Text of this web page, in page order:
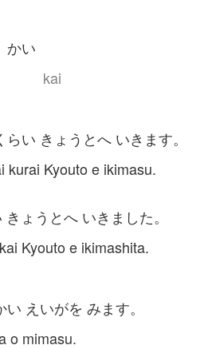
かい
い きょうとへ いきます。
Kyouto e ikimasu.
ょうとへ いきました。
Kyouto e ikimashita.
えいがを みます。
o mimasu.